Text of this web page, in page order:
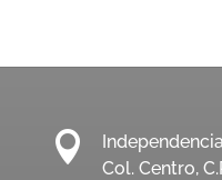

Col. Centro,